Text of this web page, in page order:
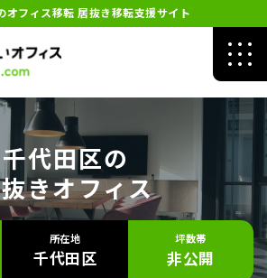
オフィス移転 居抜き移転支援サイト
千代田区の
きオフィス
所在地
千代田区
坪数帯
非公開